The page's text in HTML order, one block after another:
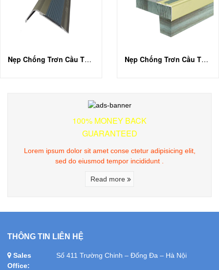
Nẹp Chống Trơn Cầu Thang TL30 Nẹp Chống Trơn Cầu Thang TL65
100% MONEY BACK
GUARANTEED
Lorem ipsum dolor sit amet conse ctetur adipisicing elit,
sed do eiusmod tempor incididunt .
Read more
THÔNG TIN LIÊN HỆ
Sales
Office:
Số 411 Trường Chinh – Đống Đa – Hà Nội